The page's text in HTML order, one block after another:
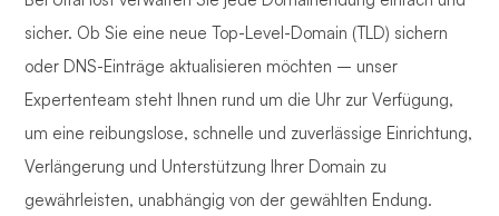
sicher. Ob Sie eine neue Top-Level-Domain (TLD) sichern
oder DNS-Einträge aktualisieren möchten – unser
Expertenteam steht Ihnen rund um die Uhr zur Verfügung,
um eine reibungslose, schnelle und zuverlässige Einrichtung,
Verlängerung und Unterstützung Ihrer Domain zu
gewährleisten, unabhängig von der gewählten Endung.